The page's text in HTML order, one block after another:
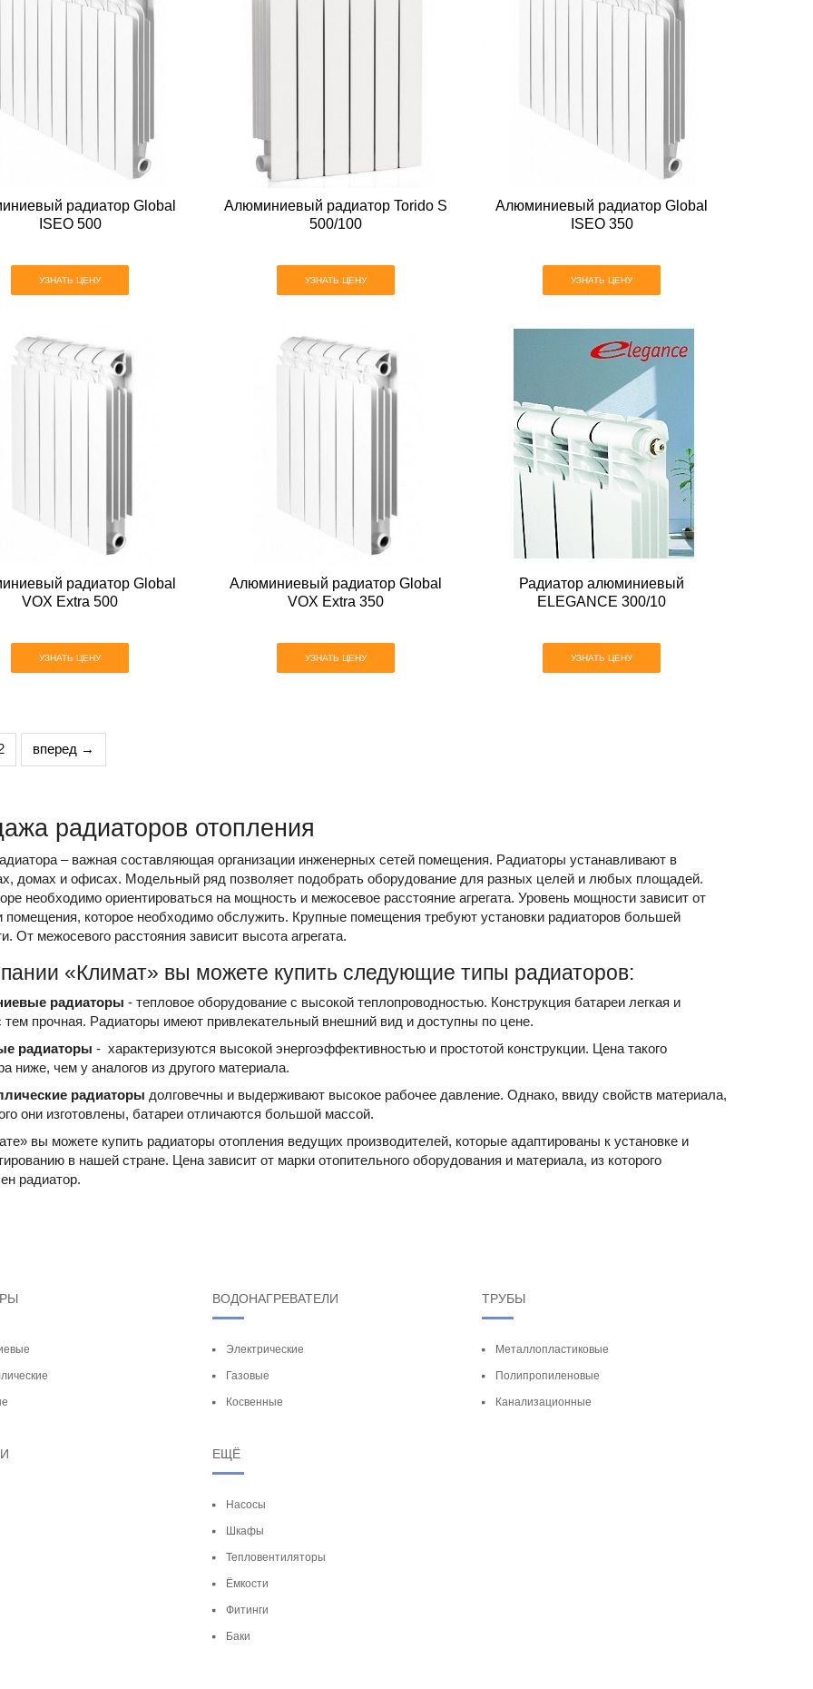
радиатор Global
ISEO 500
УЗНАТЬ ЦЕНУ
Алюминиевый радиатор Torido S
500/100
УЗНАТЬ ЦЕНУ
Алюминиевый радиатор Global
ISEO 350
УЗНАТЬ ЦЕНУ
радиатор Global
VOX Extra 500
УЗНАТЬ ЦЕНУ
Алюминиевый радиатор Global
VOX Extra 350
УЗНАТЬ ЦЕНУ
Радиатор алюминиевый
ELEGANCE 300/10
УЗНАТЬ ЦЕНУ
вперед →
радиаторов отопления
– важная составляющая организации инженерных сетей помещения. Радиаторы устанавливают в
домах и офисах. Модельный ряд позволяет подобрать оборудование для разных целей и любых площадей.
необходимо ориентироваться на мощность и межосевое расстояние агрегата. Уровень мощности зависит от
которое необходимо обслужить. Крупные помещения требуют установки радиаторов большей
От межосевого расстояния зависит высота агрегата.
«Климат» вы можете купить следующие типы радиаторов:
радиаторы - тепловое оборудование с высокой теплопроводностью. Конструкция батареи легкая и
тем прочная. Радиаторы имеют привлекательный внешний вид и доступны по цене.
радиаторы - характеризуются высокой энергоэффективностью и простотой конструкции. Цена такого
ниже, чем у аналогов из другого материала.
радиаторы долговечны и выдерживают высокое рабочее давление. Однако, ввиду свойств материала,
они изготовлены, батареи отличаются большой массой.
вы можете купить радиаторы отопления ведущих производителей, которые адаптированы к установке и
в нашей стране. Цена зависит от марки отопительного оборудования и материала, из которого
радиатор.
ВОДОНАГРЕВАТЕЛИ
Электрические
Газовые
Косвенные
ТРУБЫ
Металлопластиковые
Полипропиленовые
Канализационные
ЕЩЁ
Насосы
Шкафы
Тепловентиляторы
Ёмкости
Фитинги
Баки